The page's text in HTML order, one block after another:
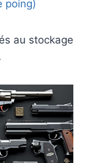
poing)
au stockage